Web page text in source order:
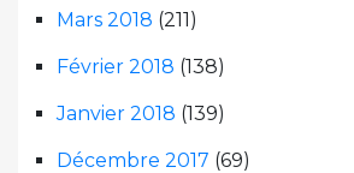
Mars 2018 (211)
Février 2018 (138)
Janvier 2018 (139)
Décembre 2017 (69)